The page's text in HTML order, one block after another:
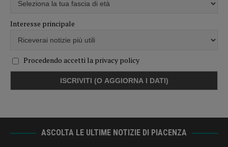
Interesse principale
Procedendo accetti la privacy policy
ASCOLTA LE ULTIME NOTIZIE DI PIACENZA